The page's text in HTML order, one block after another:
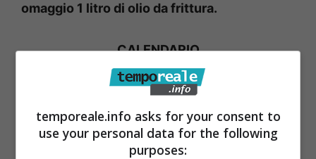
omaggio 1 litro di olio da frittura.
CALENDARIO
temporeale.info asks for your consent to
use your personal data for the following
purposes: